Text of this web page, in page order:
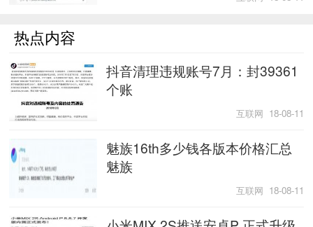
热点内容
抖音清理违规账号7月：封39361
个账
互联网 18-08-11
魅族16th多少钱各版本价格汇总
魅族
互联网 18-08-11